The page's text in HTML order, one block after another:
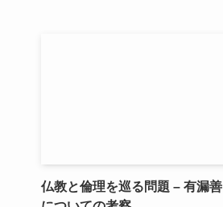
仏教と倫理を巡る問題 – 有漏